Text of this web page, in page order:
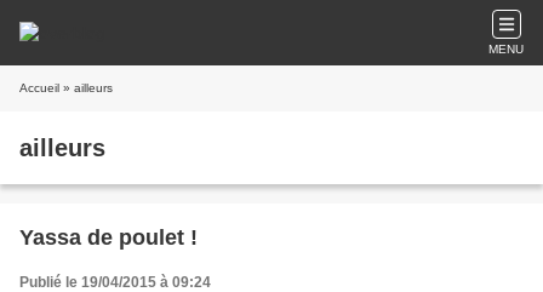
MENU
Accueil » ailleurs
ailleurs
Yassa de poulet !
Publié le 19/04/2015 à 09:24